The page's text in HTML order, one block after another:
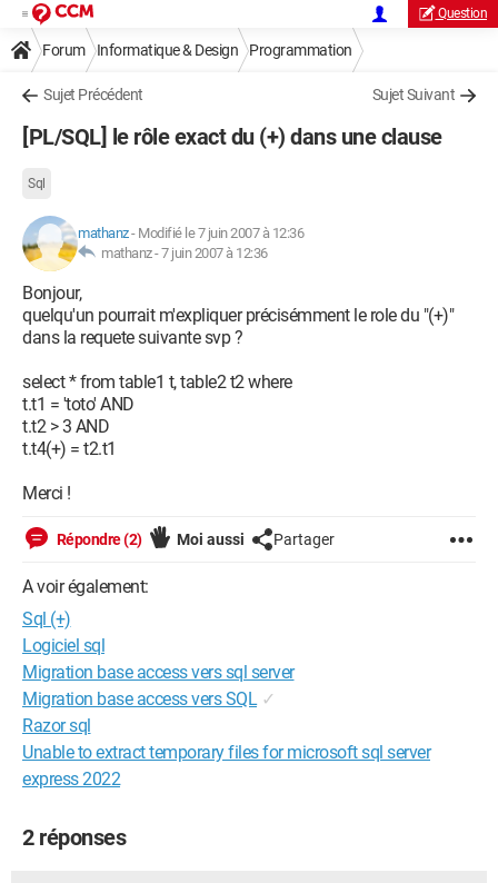
Question
Forum Informatique & Design Programmation
Sujet Précédent Sujet Suivant
[PL/SQL] le rôle exact du (+) dans une clause
Sql
mathanz- Modifié le 7 juin 2007 à 12:36
mathanz -7 juin 2007 à 12:36
Bonjour,
quelqu'un pourrait m'expliquer précisémment le role du "(+)"
dans la requete suivante svp ?
select * from table1 t, table2 t2 where
t.t1 = 'toto' AND
t.t2 > 3 AND
t.t4(+) = t2.t1
Merci !
Répondre (2) Moi aussi Partager
A voir également:
Sql (+)
Logiciel sql
Migration base access vers sql server
Migration base access vers SQL ✓
Razor sql
Unable to extract temporary files for microsoft sql server
express 2022
2 réponses